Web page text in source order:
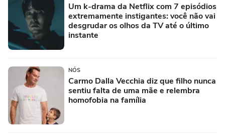
Um k-drama da Netflix com 7 episódios
extremamente instigantes: você não vai
desgrudar os olhos da TV até o último
instante
NÓS
Carmo Dalla Vecchia diz que filho nunca
sentiu falta de uma mãe e relembra
homofobia na família